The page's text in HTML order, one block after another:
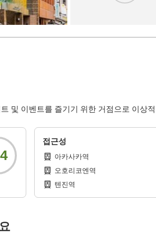
및 이벤트를 즐기기 위한 거점으로 이상적
접근성
아카사카역
오호리코엔역
텐진역